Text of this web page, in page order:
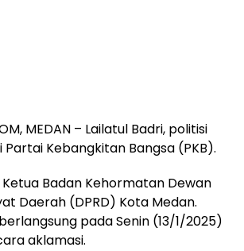
MEDAN – Lailatul Badri, politisi
Kebangkitan Bangsa (PKB).
Badan Kehormatan Dewan
Daerah (DPRD) Kota Medan.
pada Senin (13/1/2025)
aklamasi.